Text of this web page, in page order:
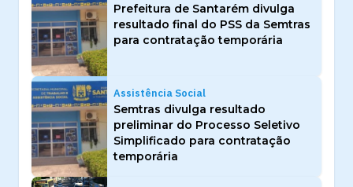
Prefeitura de Santarém divulga
resultado final do PSS da Semtras
para contratação temporária
Assistência Social
Semtras divulga resultado
preliminar do Processo Seletivo
Simplificado para contratação
temporária